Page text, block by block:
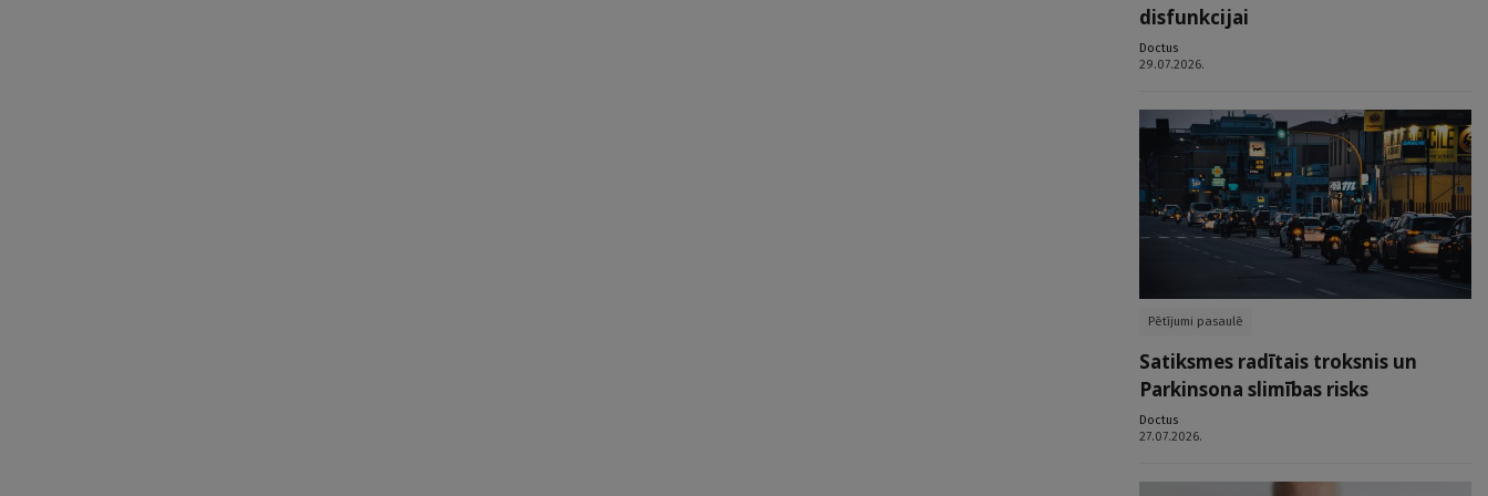
disfunkcijai
Doctus
29.07.2026.
Pētījumi pasaulē
Satiksmes radītais troksnis un
Parkinsona slimības risks
Doctus
27.07.2026.